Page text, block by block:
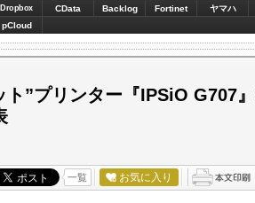
Dropbox CData Backlog Fortinet ヤマハ
pCloud
ト”プリンター『IPSiO G707
一覧 お気に入り